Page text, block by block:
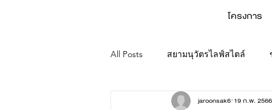
โครงการ
All Posts สยามนุวัตรไลฟ์สไตล์
jaroonsak6 19 ก.พ. 2566